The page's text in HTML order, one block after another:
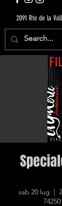
2091 Rte de la
sab 20 lug
  |